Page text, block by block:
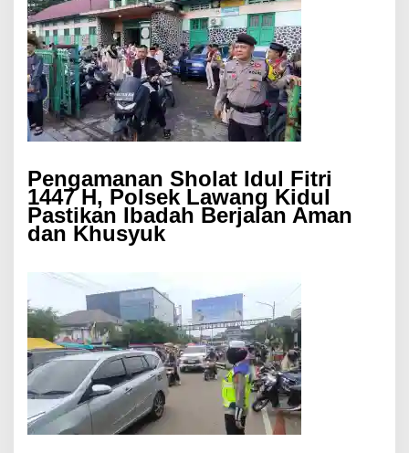
Pengamanan Sholat Idul Fitri
1447 H, Polsek Lawang Kidul
Pastikan Ibadah Berjalan Aman
dan Khusyuk